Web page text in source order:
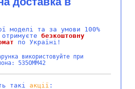
моделі та за умови 100%
безкоштовну
по Україні!
використовуйте при
535OMM42
такі акції :